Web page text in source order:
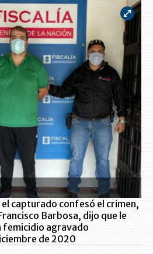
el capturado confesó el crimen,
Barbosa, dijo que le
femicidio agravado
de 2020